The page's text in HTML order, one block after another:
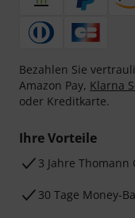
Bezahlen Sie
Amazon Pay, Klarna
oder Kreditkarte.
Ihre Vorteile
3 Jahre Thomann
30 Tage Money-